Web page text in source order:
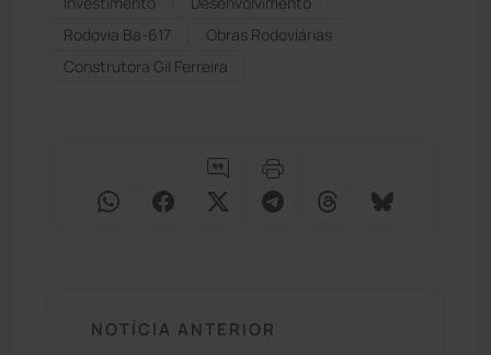
Rodovia Ba-617
Obras Rodoviárias
Construtora Gil Ferreira
NOTÍCIA ANTERIOR